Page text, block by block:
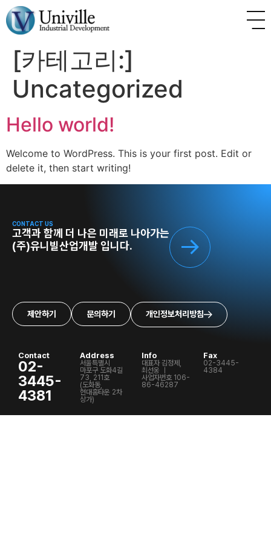
[카테고리:]
Uncategorized
Hello world!
Welcome to WordPress. This is your first post. Edit or
delete it, then start writing!
CONTACT US
고객과 함께 더 나은 미래로 나아가는
(주)유니빌산업개발 입니다.
제안하기 문의하기 개인정보처리방침
Contact
02-
3445-
4381
Address
서울특별시
마포구 도화4길
73, 211호
(도화동,
현대홈타운 2차
상가)
Info
대표자 김정제,
최선웅 ㅣ
사업자번호 106-
86-46287
Fax
02-3445-
4384